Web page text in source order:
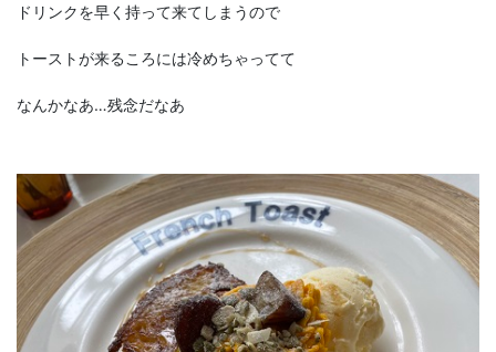
ドリンクを早く持って来てしまうので
トーストが来るころには冷めちゃってて
なんかなあ…残念だなあ